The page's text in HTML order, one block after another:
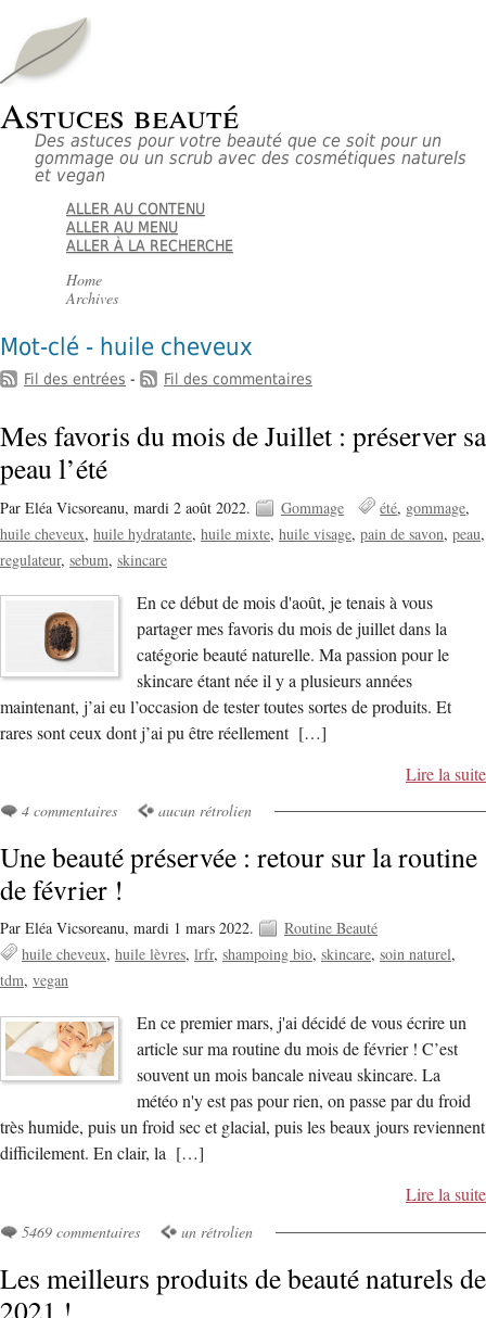
Astuces beauté
Des astuces pour votre beauté que ce soit pour un
gommage ou un scrub avec des cosmétiques naturels
et vegan
ALLER AU CONTENU
ALLER AU MENU
ALLER À LA RECHERCHE
Home
Archives
Mot-clé - huile cheveux
Fil des entrées - Fil des commentaires
Mes favoris du mois de Juillet : préserver sa
peau l’été
Par Eléa Vicsoreanu, mardi 2 août 2022. Gommage été gommage
huile cheveux huile hydratante huile mixte huile visage pain de savon peau
regulateur sebum skincare
En ce début de mois d'août, je tenais à vous
partager mes favoris du mois de juillet dans la
catégorie beauté naturelle. Ma passion pour le
skincare étant née il y a plusieurs années
maintenant, j’ai eu l’occasion de tester toutes sortes de produits. Et
rares sont ceux dont j’ai pu être réellement […]
Lire la suite
4 commentaires aucun rétrolien
Une beauté préservée : retour sur la routine
de février !
Par Eléa Vicsoreanu, mardi 1 mars 2022.
Routine Beauté
huile cheveux huile lèvres lrfr shampoing bio skincare soin naturel
tdm vegan
En ce premier mars, j'ai décidé de vous écrire un
article sur ma routine du mois de février ! C’est
souvent un mois bancale niveau skincare. La
météo n'y est pas pour rien, on passe par du froid
très humide, puis un froid sec et glacial, puis les beaux jours reviennent
difficilement. En clair, la […]
Lire la suite
5469 commentaires un rétrolien
Les meilleurs produits de beauté naturels de
2021 !